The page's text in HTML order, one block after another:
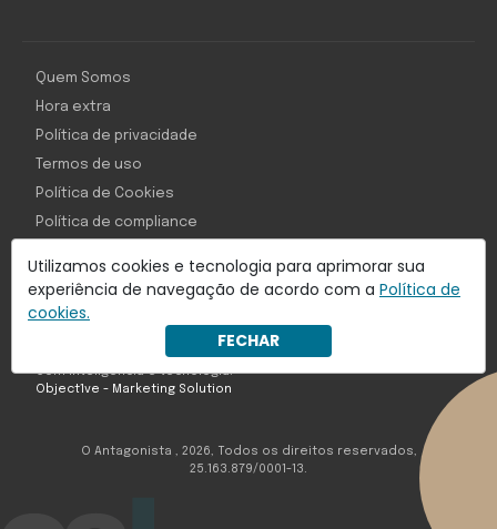
Utilizamos cookies e tecnologia para aprimorar sua
experiência de navegação de acordo com a Política de
cookies.
FECHAR
Com inteligência e tecnologia:
Object1ve - Marketing Solution
Quem Somos
Hora extra
Política de privacidade
Termos de uso
Política de Cookies
Política de compliance
Perguntas Frequentes
O Antagonista , 2026, Todos os direitos reservados,
25.163.879/0001-13.